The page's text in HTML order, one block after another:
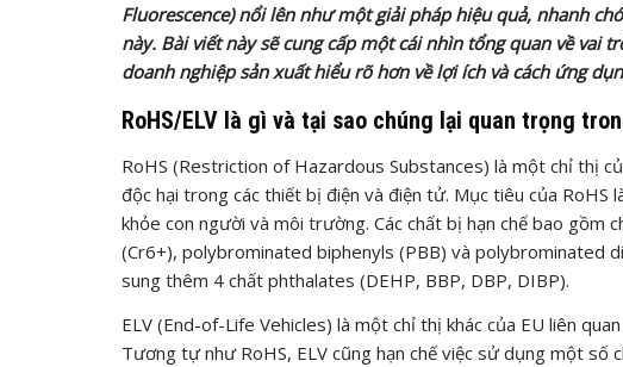
Fluorescence) nổi lên như một giải pháp hiệu quả, nhanh
này. Bài viết này sẽ cung cấp một cái nhìn tổng quan về vai
doanh nghiệp sản xuất hiểu rõ hơn về lợi ích và cách ứng
RoHS/ELV là gì và tại sao chúng lại quan trọng
RoHS (Restriction of Hazardous Substances) là một chỉ thị
độc hại trong các thiết bị điện và điện tử. Mục tiêu của
khỏe con người và môi trường. Các chất bị hạn chế bao gồm
(Cr6+), polybrominated biphenyls (PBB) và polybrominated
sung thêm 4 chất phthalates (DEHP, BBP, DBP, DIBP).
ELV (End-of-Life Vehicles) là một chỉ thị khác của EU liên
Tương tự như RoHS, ELV cũng hạn chế việc sử dụng một